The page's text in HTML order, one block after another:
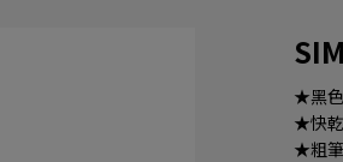
★黑色
★快乾
★粗